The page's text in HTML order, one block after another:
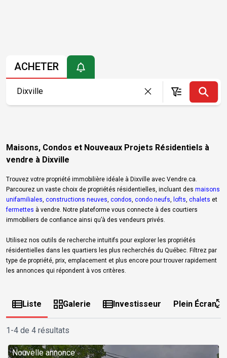
ACHETER
Maisons, Condos et Nouveaux Projets Résidentiels à
vendre à Dixville
Trouvez votre propriété immobilière idéale à Dixville avec Vendre.ca.
Parcourez un vaste choix de propriétés résidentielles, incluant des maisons
unifamiliales constructions neuves condos condo neufs lofts chalets et
fermettes à vendre. Notre plateforme vous connecte à des courtiers
immobiliers de confiance ainsi qu’à des vendeurs privés.
Utilisez nos outils de recherche intuitifs pour explorer les propriétés
résidentielles dans les quartiers les plus recherchés du Québec. Filtrez par
type de propriété, prix, emplacement et plus encore pour trouver rapidement
les annonces qui répondent à vos critères.
Liste Galerie Investisseur Plein Écran
1-4 de 4 résultats
Nouvelle annonce